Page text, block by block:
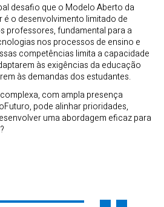
desafio que o Modelo Aberto da
o desenvolvimento limitado de
professores, fundamental para a
nos processos de ensino e
competências limita a capacidade
às exigências da educação
às demandas dos estudantes.
com ampla presença
pode alinhar prioridades,
uma abordagem eficaz para